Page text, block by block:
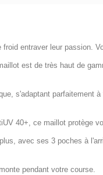
entraver leur passion.
est de très haut de
s'adaptant parfaitement
40+, ce maillot protège
avec ses 3 poches à
pendant votre course.